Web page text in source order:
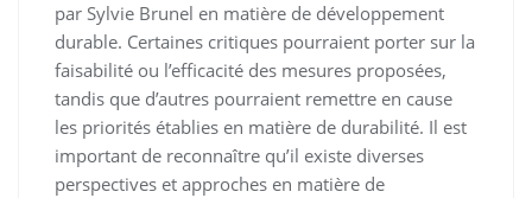
par Sylvie Brunel en matière de développement
durable. Certaines critiques pourraient porter sur la
faisabilité ou l’efficacité des mesures proposées,
tandis que d’autres pourraient remettre en cause
les priorités établies en matière de durabilité. Il est
important de reconnaître qu’il existe diverses
perspectives et approches en matière de